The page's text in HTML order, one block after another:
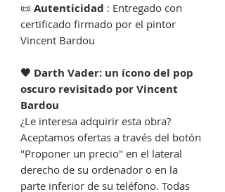
📜 Autenticidad : Entregado con
certificado firmado por el pintor
Vincent Bardou
🖤 Darth Vader: un ícono del pop
oscuro revisitado por Vincent
Bardou
¿Le interesa adquirir esta obra?
Aceptamos ofertas a través del botón
"Proponer un precio" en el lateral
derecho de su ordenador o en la
parte inferior de su teléfono. Todas